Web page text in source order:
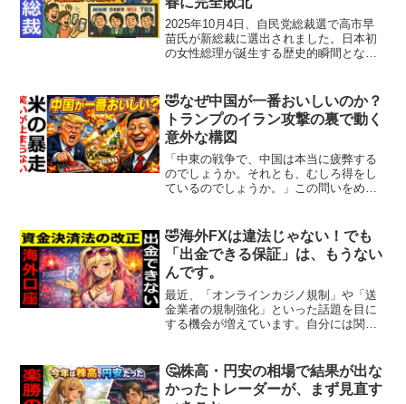
2025年10月4日、自民党総裁選で高市早
苗氏が新総裁に選出されました。日本初
の女性総理が誕生する歴史的瞬間となり
ます。従来、選挙報道を主導してきたテ
レビ・新聞などのオ...
🤣なぜ中国が一番おいしいのか？
トランプのイラン攻撃の裏で動く
意外な構図
「中東の戦争で、中国は本当に疲弊する
のでしょうか。それとも、むしろ得をし
ているのでしょうか。」この問いをめぐ
とされるアメリカとイスラエルの軍事行
動によって、イラン...
🤣海外FXは違法じゃない！でも
「出金できる保証」は、もうない
んです。
最近、「オンラインカジノ規制」や「送
金業者の規制強化」といった話題を目に
する機会が増えています。自分には関係
でいます。重要なのは、オンラインカジ
ノのように逮捕されると...
🤔株高・円安の相場で結果が出な
かったトレーダーが、まず見直す